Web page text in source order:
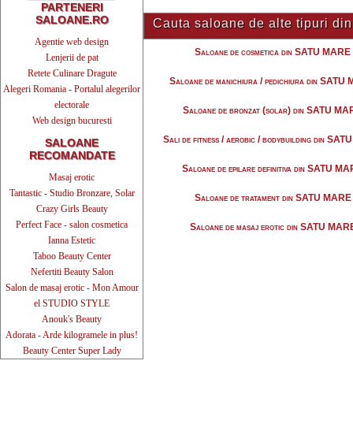
PARTENERI
SALOANE.RO
Agentie web design
Lenjerii de pat
Retete Culinare Dragute
Alegeri Romania - Portalul alegerilor
electorale
Web design bucuresti
SALOANE
RECOMANDATE
Masaj erotic
Tantastic - Studio Bronzare, Solar
Crazy Girls Beauty
Perfect Face - salon cosmetica
Ianna Estetic
Taboo Beauty Center
Nefertiti Beauty Salon
Salon de masaj erotic - Mon Amour
el STUDIO STYLE
Anouk's Beauty
Adorata - Arde kilogramele in plus!
Beauty Center Super Lady
Cauta saloane de alte tipuri
Saloane de cosmetica din SATU MARE
Saloane de manichiura / pedichiura din SATU
Saloane de bronzat (solar) din SATU
Sali de fitness / aerobic / bodybuilding din
Saloane de epilare definitiva din SATU
Saloane de tratament din SATU MARE
Saloane de masaj erotic din SATU